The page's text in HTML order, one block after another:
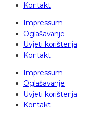
Kontakt
Impressum
Oglašavanje
Uvjeti korištenja
Kontakt
Impressum
Oglašavanje
Uvjeti korištenja
Kontakt